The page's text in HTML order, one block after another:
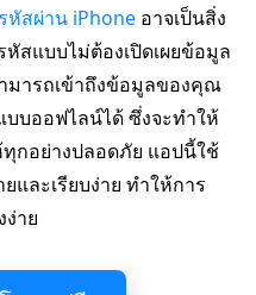
หัสผ่าน iPhone อาจเป็นสิ่ง
สแบบไม่ต้องเปิดเผยข้อมูล
ารถเข้าถึงข้อมูลของคุณ
บออฟไลน์ได้ ซึ่งจะทำให้
กอย่างปลอดภัย แอปนี้ใช้
และเรียบง่าย ทำให้การ
าย